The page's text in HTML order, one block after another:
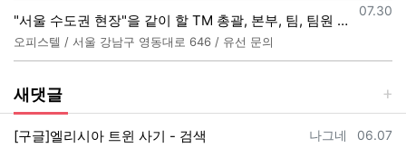
등록일
07.30
"서울 수도권 현장"을 같이 할 TM 총괄, 본부, 팀, 팀원 모집
오피스텔 / 서울 강남구 영동대로 646 / 유선 문의
새댓글
등록자
나그네 등록일
06.07
[구글]엘리시아 트윈 사기 - 검색